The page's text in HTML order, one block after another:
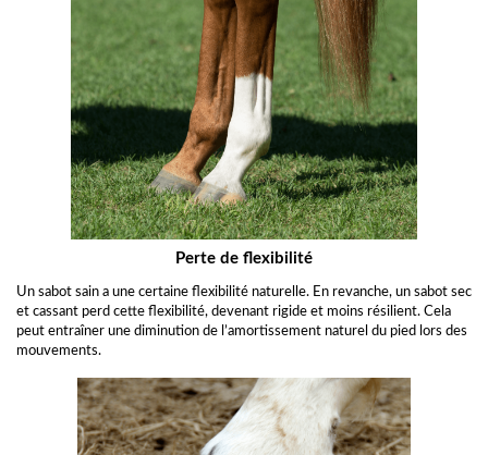
Perte de flexibilité
Un sabot sain a une certaine flexibilité naturelle. En revanche, un sabot sec
et cassant perd cette flexibilité, devenant rigide et moins résilient. Cela
peut entraîner une diminution de l’amortissement naturel du pied lors des
mouvements.